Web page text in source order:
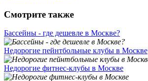
Смотрите также
Бассейны - где дешевле в Москве?
Недорогие пейнтбольные клубы в Москве
Недорогие фитнес-клубы в Москве